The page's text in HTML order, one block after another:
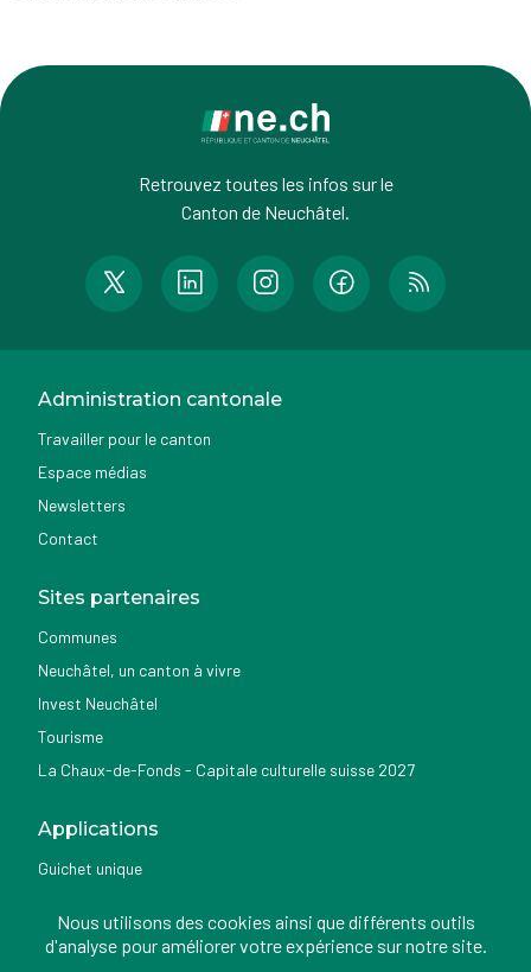
Retrouvez toutes les infos sur le
Canton de Neuchâtel.
Administration cantonale
Travailler pour le canton
Espace médias
Newsletters
Contact
Sites partenaires
Communes
Neuchâtel, un canton à vivre
Invest Neuchâtel
Tourisme
La Chaux-de-Fonds - Capitale culturelle suisse 2027
Applications
Guichet unique
Nemo news
Nous utilisons des cookies ainsi que différents outils
d'analyse pour améliorer votre expérience sur notre site.